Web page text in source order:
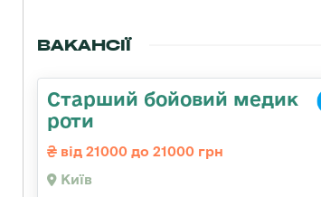
ВАКАНСІЇ
Старший бойовий медик
роти
від 21000 до 21000 грн
Київ